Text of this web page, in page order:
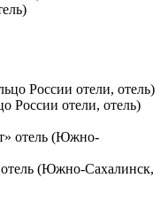
России отели, отель)
отель (Южно-Сахалинск,